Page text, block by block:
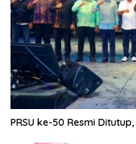
PRSU ke-50 Resmi